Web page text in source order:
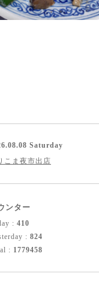
Saturday
こま夜市出店
ンター
: 410
: 824
: 1779458